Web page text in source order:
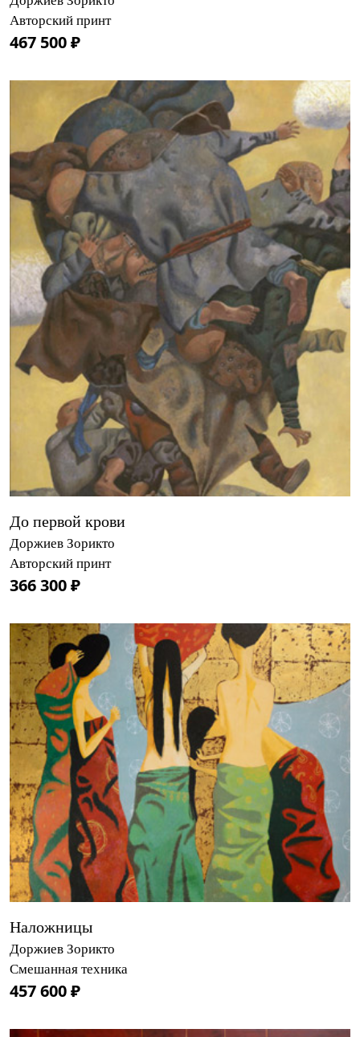
Авторский принт
467 500 ₽
До первой крови
Доржиев Зорикто
Авторский принт
366 300 ₽
Наложницы
Доржиев Зорикто
Смешанная техника
457 600 ₽